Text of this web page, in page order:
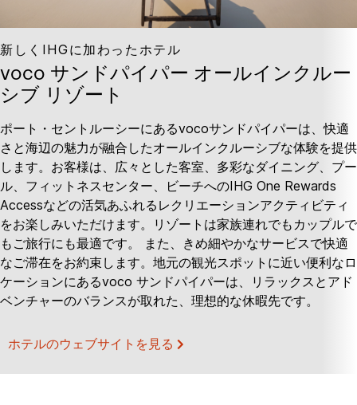
新しくIHGに加わったホテル
voco サンドパイパー オールインクルー
シブ リゾート
ポート・セントルーシーにあるvocoサンドパイパーは、快適
さと海辺の魅力が融合したオールインクルーシブな体験を提供
します。お客様は、広々とした客室、多彩なダイニング、プー
ル、フィットネスセンター、ビーチへのIHG One Rewards
Accessなどの活気あふれるレクリエーションアクティビティ
をお楽しみいただけます。リゾートは家族連れでもカップルで
もご旅行にも最適です。 また、きめ細やかなサービスで快適
なご滞在をお約束します。地元の観光スポットに近い便利なロ
ケーションにあるvoco サンドパイパーは、リラックスとアド
ベンチャーのバランスが取れた、理想的な休暇先です。
ホテルのウェブサイトを見る